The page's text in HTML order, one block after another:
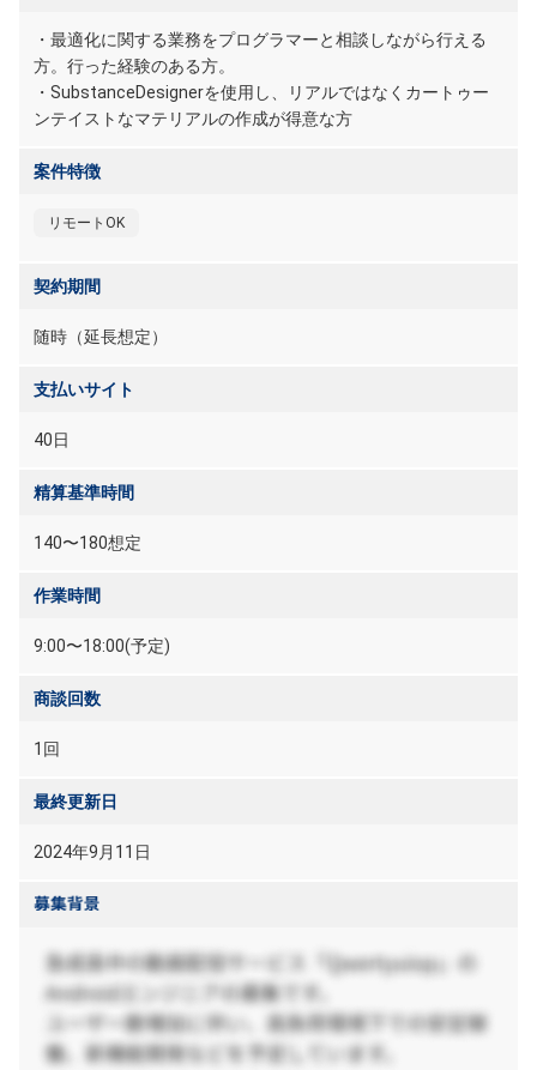
・最適化に関する業務をプログラマーと相談しながら行える
方。行った経験のある方。
・SubstanceDesignerを使用し、リアルではなくカートゥー
ンテイストなマテリアルの作成が得意な方
案件特徴
リモートOK
契約期間
随時（延長想定）
支払いサイト
40日
精算基準時間
140〜180想定
作業時間
9:00〜18:00(予定)
商談回数
1回
最終更新日
2024年9月11日